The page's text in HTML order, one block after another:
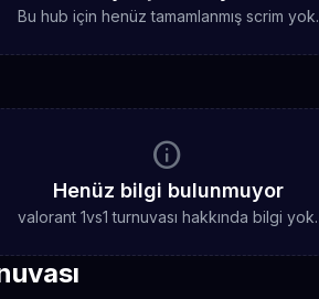
Bu hub için henüz tamamlanmış scrim yok.
info
Henüz bilgi bulunmuyor
valorant 1vs1 turnuvası hakkında bilgi yok.